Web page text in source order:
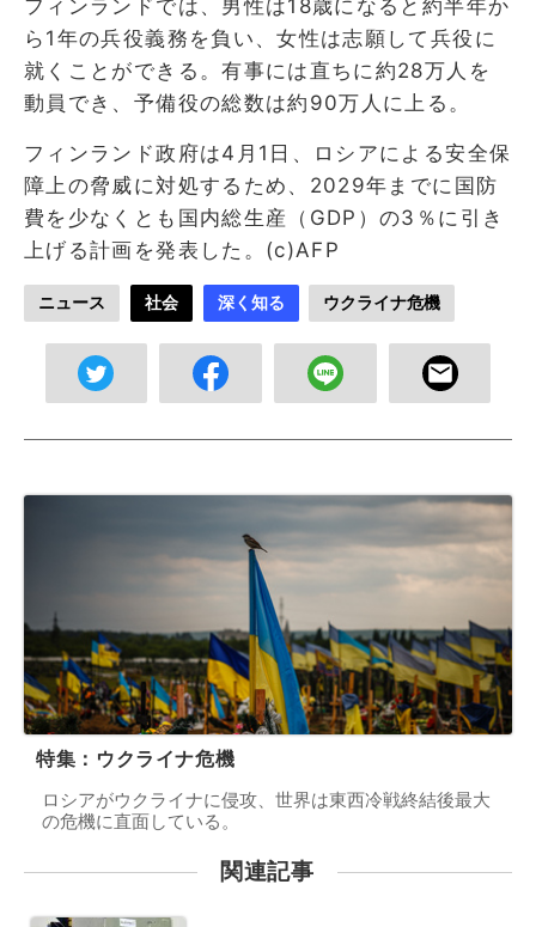
フィンランドでは、男性は18歳になると約半年か
ら1年の兵役義務を負い、女性は志願して兵役に
就くことができる。有事には直ちに約28万人を
動員でき、予備役の総数は約90万人に上る。
フィンランド政府は4月1日、ロシアによる安全保
障上の脅威に対処するため、2029年までに国防
費を少なくとも国内総生産（GDP）の3％に引き
上げる計画を発表した。(c)AFP
ニュース 社会 深く知る ウクライナ危機
特集：ウクライナ危機
ロシアがウクライナに侵攻、世界は東西冷戦終結後最大
の危機に直面している。
関連記事